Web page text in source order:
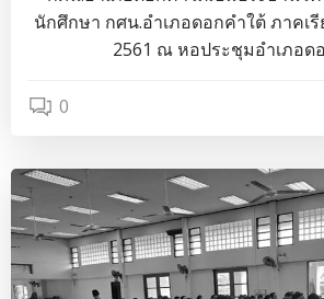
นักศึกษา กศน.อำเภอดอกคำใต้ ภาคเ
2561 ณ หอประชุมอำเภอด
0